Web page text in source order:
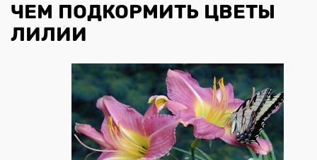
ЧЕМ ПОДКОРМИТЬ ЦВЕТЫ
ЛИЛИИ